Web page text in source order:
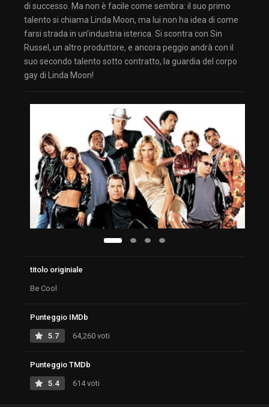
di successo. Ma non è facile come sembra: il suo primo
talento si chiama Linda Moon, ma lui non ha idea di come
farsi strada in un’industria isterica. Si scontra con Sin
Russel, un altro produttore, e ancora peggio andrà con il
suo secondo talento sotto contratto, la guardia del corpo
gay di Linda Moon!
titolo originiale
Be Cool
Punteggio IMDb
5.7 64,260 voti
Punteggio TMDb
5.4 614 voti